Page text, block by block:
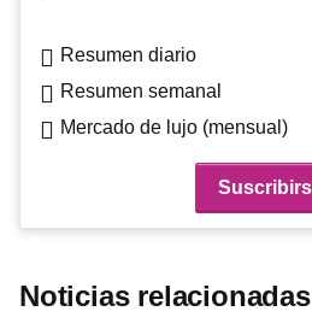
Resumen diario
Resumen semanal
Mercado de lujo (mensual)
Noticias relacionadas